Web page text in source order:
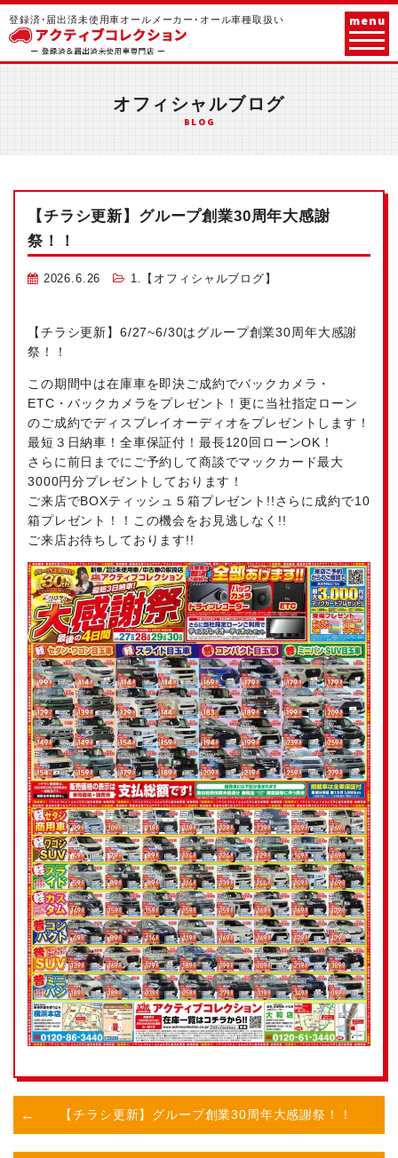
登録済･届出済未使用車オールメーカー･オール車種取扱い menu
オフィシャルブログ
BLOG
【チラシ更新】グループ創業30周年大感謝
祭！！
2026.6.26 1.【オフィシャルブログ】
【チラシ更新】6/27~6/30はグループ創業30周年大感謝
祭！！
この期間中は在庫車を即決ご成約でバックカメラ・
ETC・バックカメラをプレゼント！更に当社指定ローン
のご成約でディスプレイオーディオをプレゼントします！
最短３日納車！全車保証付！最長120回ローンOK！
さらに前日までにご予約して商談でマックカード最大
3000円分プレゼントしております！
ご来店でBOXティッシュ５箱プレゼント!!さらに成約で10
箱プレゼント！！この機会をお見逃しなく!!
ご来店お待ちしております!!
【チラシ更新】グループ創業30周年大感謝祭！！